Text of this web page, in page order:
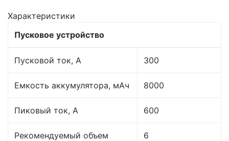
Характеристики
Пусковое устройство
Пусковой ток, A 300
Емкость аккумулятора, мАч 8000
Пиковый ток, А 600
Рекомендуемый объем
6